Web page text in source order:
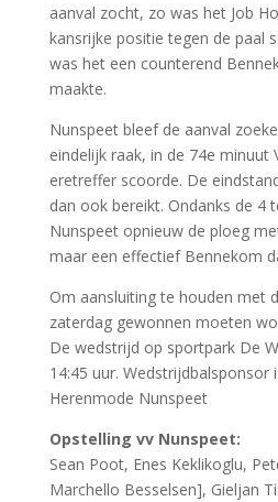
aanval zocht, zo was het Job
kansrijke positie tegen de paal
was het een counterend
maakte.
Nunspeet bleef de aanval
eindelijk raak, in de 74e minuut
eretreffer scoorde. De
dan ook bereikt. Ondanks de 4
Nunspeet opnieuw de ploeg
maar een effectief Bennekom
Om aansluiting te houden met
zaterdag gewonnen moeten
De wedstrijd op sportpark De
14:45 uur. Wedstrijdbalsponsor
Herenmode Nunspeet
Opstelling vv Nunspeet:
Sean Poot, Enes Keklikoglu,
Marchello Besselsen], Gieljan